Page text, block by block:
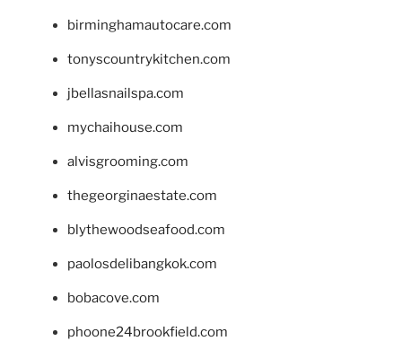
birminghamautocare.com
tonyscountrykitchen.com
jbellasnailspa.com
mychaihouse.com
alvisgrooming.com
thegeorginaestate.com
blythewoodseafood.com
paolosdelibangkok.com
bobacove.com
phoone24brookfield.com